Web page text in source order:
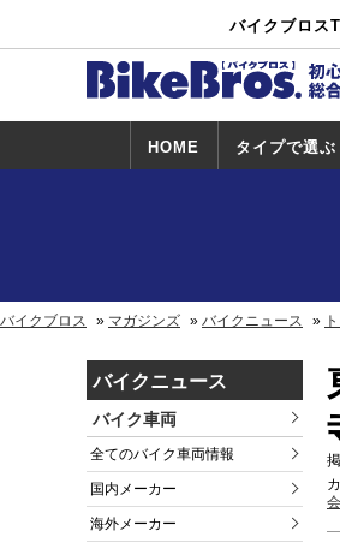
バイクブロス
HOME タイプで選ぶ
バイクブロス マガジンズ バイクニュース
バイクニュース
バイク車両
全てのバイク車両情報
国内メーカー
海外メーカー
会